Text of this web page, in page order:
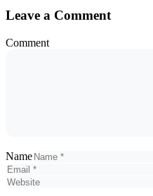
Leave a Comment
Comment
Name